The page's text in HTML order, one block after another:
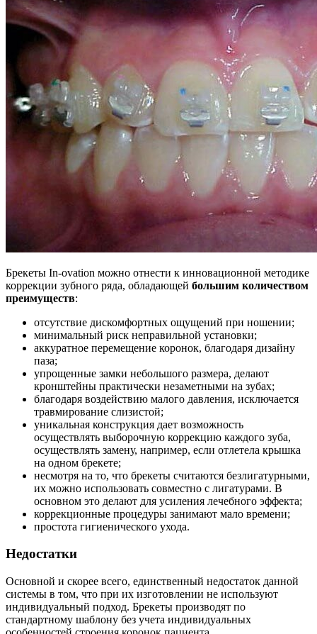
Брекеты In-ovation можно отнести к инновационной методике
коррекции зубного ряда, обладающей большим количеством
преимуществ:
отсутствие дискомфортных ощущений при ношении;
минимальный риск неправильной установки;
аккуратное перемещение коронок, благодаря дизайну
паза;
упрощенные замки небольшого размера, делают
кронштейны практически незаметными на зубах;
благодаря воздействию малого давления, исключается
травмирование слизистой;
уникальная конструкция дает возможность
осуществлять выборочную коррекцию каждого зуба,
осуществлять замену, например, если отлетела крышка
на одном брекете;
несмотря на то, что брекеты считаются безлигатурными,
их можно использовать совместно с лигатурами. В
основном это делают для усиления лечебного эффекта;
коррекционные процедуры занимают мало времени;
простота гигиенического ухода.
Недостатки
Основной и скорее всего, единственный недостаток данной
системы в том, что при их изготовлении не используют
индивидуальный подход. Брекеты производят по
стандартному шаблону без учета индивидуальных